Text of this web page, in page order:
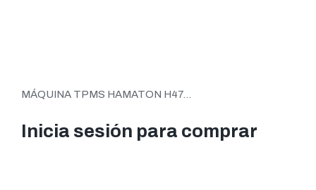
MÁQUINA TPMS HAMATON H47...
Inicia sesión para comprar